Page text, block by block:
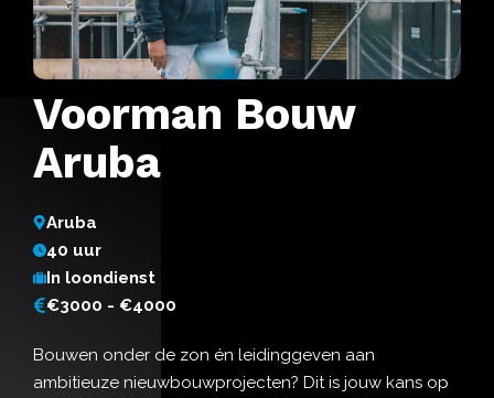
Voorman Bouw
Aruba
Aruba
40 uur
In loondienst
€3000 - €4000
Bouwen onder de zon én leidinggeven aan
ambitieuze nieuwbouwprojecten? Dit is jouw kans op